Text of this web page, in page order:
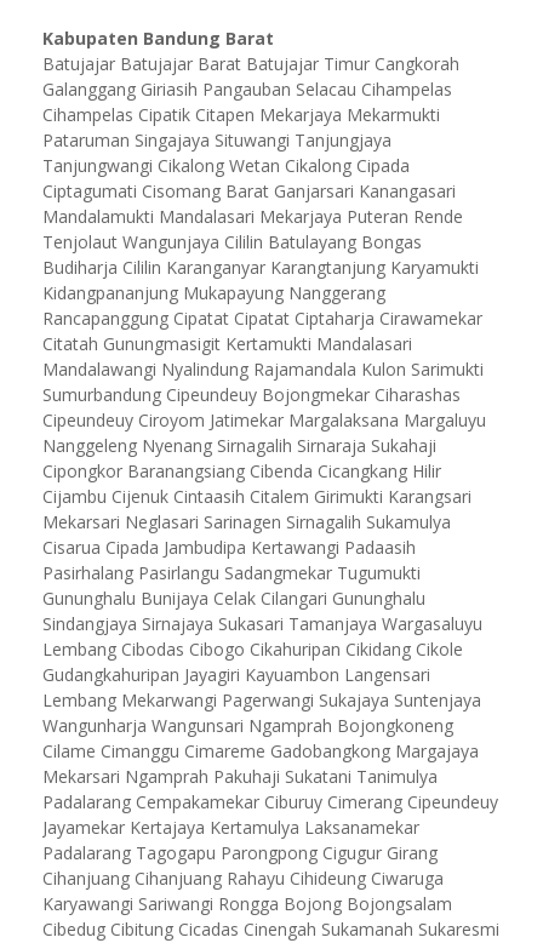
Kabupaten Bandung Barat
Batujajar Batujajar Barat Batujajar Timur Cangkorah
Galanggang Giriasih Pangauban Selacau Cihampelas
Cihampelas Cipatik Citapen Mekarjaya Mekarmukti
Pataruman Singajaya Situwangi Tanjungjaya
Tanjungwangi Cikalong Wetan Cikalong Cipada
Ciptagumati Cisomang Barat Ganjarsari Kanangasari
Mandalamukti Mandalasari Mekarjaya Puteran Rende
Tenjolaut Wangunjaya Cililin Batulayang Bongas
Budiharja Cililin Karanganyar Karangtanjung Karyamukti
Kidangpananjung Mukapayung Nanggerang
Rancapanggung Cipatat Cipatat Ciptaharja Cirawamekar
Citatah Gunungmasigit Kertamukti Mandalasari
Mandalawangi Nyalindung Rajamandala Kulon Sarimukti
Sumurbandung Cipeundeuy Bojongmekar Ciharashas
Cipeundeuy Ciroyom Jatimekar Margalaksana Margaluyu
Nanggeleng Nyenang Sirnagalih Sirnaraja Sukahaji
Cipongkor Baranangsiang Cibenda Cicangkang Hilir
Cijambu Cijenuk Cintaasih Citalem Girimukti Karangsari
Mekarsari Neglasari Sarinagen Sirnagalih Sukamulya
Cisarua Cipada Jambudipa Kertawangi Padaasih
Pasirhalang Pasirlangu Sadangmekar Tugumukti
Gununghalu Bunijaya Celak Cilangari Gununghalu
Sindangjaya Sirnajaya Sukasari Tamanjaya Wargasaluyu
Lembang Cibodas Cibogo Cikahuripan Cikidang Cikole
Gudangkahuripan Jayagiri Kayuambon Langensari
Lembang Mekarwangi Pagerwangi Sukajaya Suntenjaya
Wangunharja Wangunsari Ngamprah Bojongkoneng
Cilame Cimanggu Cimareme Gadobangkong Margajaya
Mekarsari Ngamprah Pakuhaji Sukatani Tanimulya
Padalarang Cempakamekar Ciburuy Cimerang Cipeundeuy
Jayamekar Kertajaya Kertamulya Laksanamekar
Padalarang Tagogapu Parongpong Cigugur Girang
Cihanjuang Cihanjuang Rahayu Cihideung Ciwaruga
Karyawangi Sariwangi Rongga Bojong Bojongsalam
Cibedug Cibitung Cicadas Cinengah Sukamanah Sukaresmi